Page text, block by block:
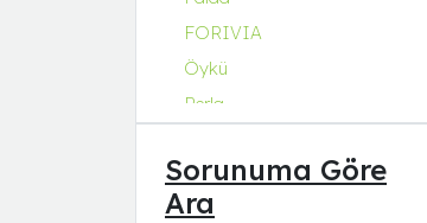
FORIVIA
Öykü
Perla
Q-Collagen
Q-Fit
Sorunuma Göre
Ara